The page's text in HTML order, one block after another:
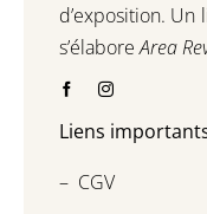
d’exposition. Un
s’élaboreArea
Liens
– CGV